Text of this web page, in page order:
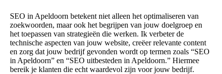
SEO in Apeldoorn betekent niet alleen het optimaliseren van
zoekwoorden, maar ook het begrijpen van jouw doelgroep en
het toepassen van strategieën die werken. Ik verbeter de
technische aspecten van jouw website, creëer relevante content
en zorg dat jouw bedrijf gevonden wordt op termen zoals “SEO
in Apeldoorn” en “SEO uitbesteden in Apeldoorn.” Hiermee
bereik je klanten die echt waardevol zijn voor jouw bedrijf.